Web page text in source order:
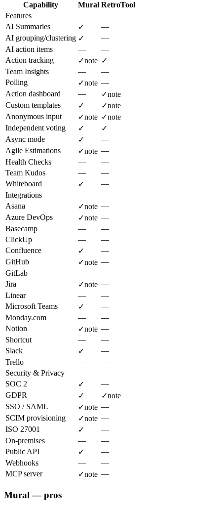
Capability Mural RetroTool
Features
AI Summaries
✓
—
AI grouping/clustering ✓
—
AI action items
—
—
Action tracking
✓note ✓
Team Insights
—
—
Polling
✓note —
Action dashboard
— ✓note
Custom templates
✓ ✓note
Anonymous input
✓note ✓note
Independent voting
✓
✓
Async mode
✓
—
Agile Estimations
✓note —
Health Checks
—
—
Team Kudos
—
—
Whiteboard
✓
—
Integrations
Asana
✓note —
Azure DevOps
✓note —
Basecamp
—
—
ClickUp
—
—
Confluence
✓
—
GitHub
✓note —
GitLab
—
—
Jira
✓note —
Linear
—
—
Microsoft Teams
✓
—
Monday.com
—
—
Notion
✓note —
Shortcut
—
—
Slack
✓
—
Trello
—
—
Security & Privacy
SOC 2
✓
—
GDPR
✓ ✓note
SSO / SAML
✓note —
SCIM provisioning
✓note —
ISO 27001
✓
—
On-premises
—
—
Public API
✓
—
Webhooks
—
—
MCP server
✓note —
Mural — pros